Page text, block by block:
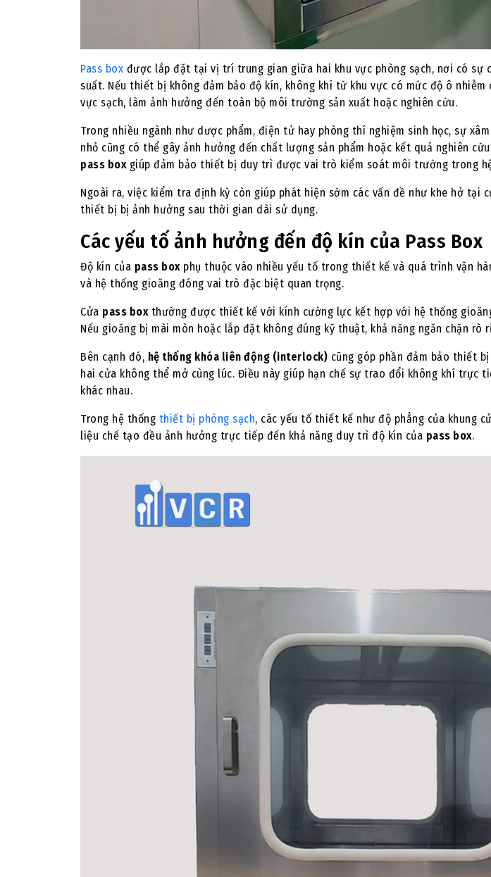
Pass box được lắp đặt tại vị trí trung gian giữa hai khu vực phòng sạch, nơi có sự
suất. Nếu thiết bị không đảm bảo độ kín, không khí từ khu vực có mức độ ô nhiễm
vực sạch, làm ảnh hưởng đến toàn bộ môi trường sản xuất hoặc nghiên cứu.
Trong nhiều ngành như dược phẩm, điện tử hay phòng thí nghiệm sinh học, sự
nhỏ cũng có thể gây ảnh hưởng đến chất lượng sản phẩm hoặc kết quả nghiên
pass boxgiúp đảm bảo thiết bị duy trì được vai trò kiểm soát môi trường trong
Ngoài ra, việc kiểm tra định kỳ còn giúp phát hiện sớm các vấn đề như khe hở tại
thiết bị bị ảnh hưởng sau thời gian dài sử dụng.
Các yếu tố ảnh hưởng đến độ kín của Pass Box
Độ kín của pass boxphụ thuộc vào nhiều yếu tố trong thiết kế và quá trình vận
và hệ thống gioăng đóng vai trò đặc biệt quan trọng.
Cửa pass boxthường được thiết kế với kính cường lực kết hợp với hệ thống
Nếu gioăng bị mài mòn hoặc lắp đặt không đúng kỹ thuật, khả năng ngăn chặn rò
Bên cạnh đó, hệ thống khóa liên động (interlock) cũng góp phần đảm bảo thiết
hai cửa không thể mở cùng lúc. Điều này giúp hạn chế sự trao đổi không khí trực
khác nhau.
Trong hệ thống thiết bị phòng sạch, các yếu tố thiết kế như độ phẳng của khung
liệu chế tạo đều ảnh hưởng trực tiếp đến khả năng duy trì độ kín của pass box.